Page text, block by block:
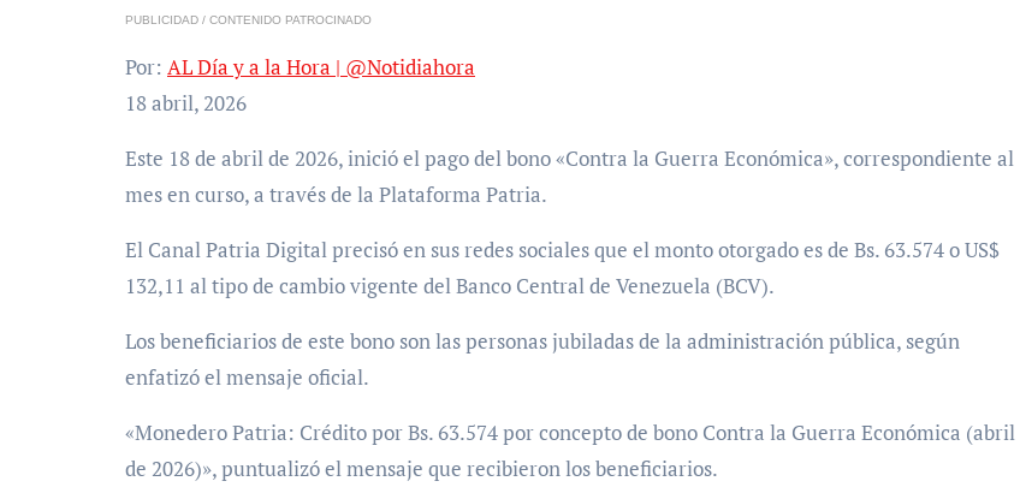
PUBLICIDAD / CONTENIDO PATROCINADO
Por: AL Día y a la Hora | @Notidiahora
18 abril, 2026
Este 18 de abril de 2026, inició el pago del bono «Contra la Guerra Económica», correspondiente al
mes en curso, a través de la Plataforma Patria.
El Canal Patria Digital precisó en sus redes sociales que el monto otorgado es de Bs. 63.574 o US$
132,11 al tipo de cambio vigente del Banco Central de Venezuela (BCV).
Los beneficiarios de este bono son las personas jubiladas de la administración pública, según
enfatizó el mensaje oficial.
«Monedero Patria: Crédito por Bs. 63.574 por concepto de bono Contra la Guerra Económica (abril
de 2026)», puntualizó el mensaje que recibieron los beneficiarios.